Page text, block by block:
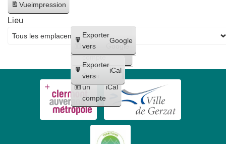
juin
Vueimpression
Créer
un
compte
Google
Créer
un
compte
iCal
Exporter
vers
Google
Exporter
vers
iCal
Lieu